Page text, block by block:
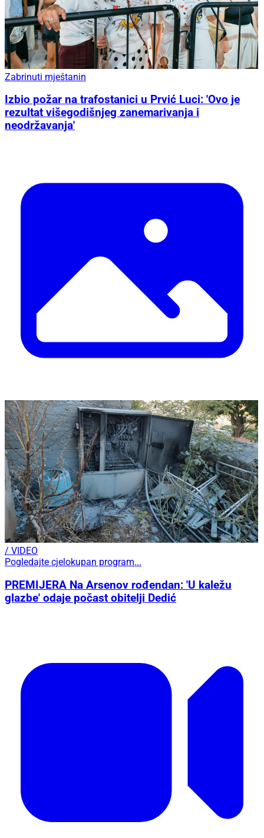
Zabrinuti mještanin
Izbio požar na trafostanici u Prvić Luci: 'Ovo je
rezultat višegodišnjeg zanemarivanja i
neodržavanja'
/ VIDEO
Pogledajte cjelokupan program...
PREMIJERA Na Arsenov rođendan: 'U kaležu
glazbe' odaje počast obitelji Dedić